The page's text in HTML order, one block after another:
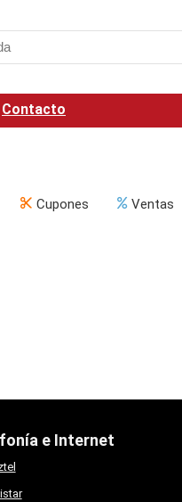
Contacto
Cupones Ventas
e Internet